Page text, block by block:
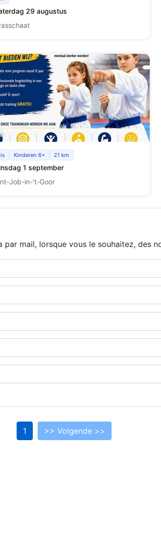
29 augustus
training
Kinderen 6+ 21 km
1 september
Job-in-'t-Goor
mail, lorsque vous le souhaitez, des
1 >> Volgende >>